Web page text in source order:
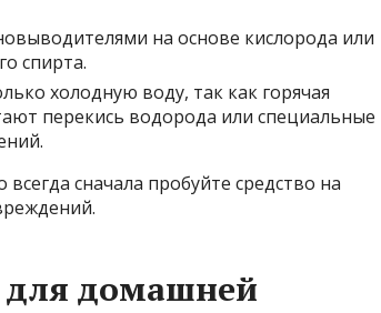
на основе кислорода или
спирта.
холодную воду, так как горячая
перекись водорода или специальные
сначала пробуйте средство на
домашней